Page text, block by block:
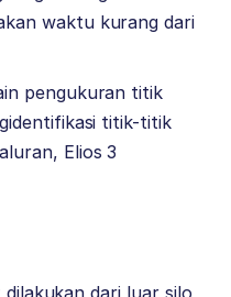
waktu kurang dari
pengukuran titik
titik-titik
Elios 3